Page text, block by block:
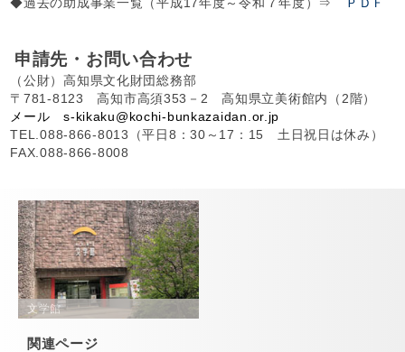
申請先・お問い合わせ
（公財）高知県文化財団総務部
〒781-8123 高知市高須353－2 高知県立美術館内（2階）
メール s-kikaku@kochi-bunkazaidan.or.jp
TEL.088-866-8013（平日8：30～17：15 土日祝日は休み）
FAX.088-866-8008
文学館
関連ページ